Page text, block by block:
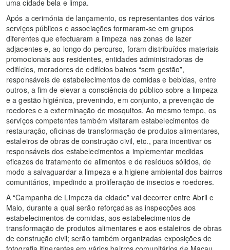
uma cidade bela e limpa.
Após a cerimónia de lançamento, os representantes dos vários
serviços públicos e associações formaram-se em grupos
diferentes que efectuaram a limpeza nas zonas de lazer
adjacentes e, ao longo do percurso, foram distribuídos materiais
promocionais aos residentes, entidades administradoras de
edifícios, moradores de edifícios baixos “sem gestão”,
responsáveis de estabelecimentos de comidas e bebidas, entre
outros, a fim de elevar a consciência do público sobre a limpeza
e a gestão higiénica, prevenindo, em conjunto, a prevenção de
roedores e a exterminação de mosquitos. Ao mesmo tempo, os
serviços competentes também visitaram estabelecimentos de
restauração, oficinas de transformação de produtos alimentares,
estaleiros de obras de construção civil, etc., para incentivar os
responsáveis dos estabelecimentos a implementar medidas
eficazes de tratamento de alimentos e de resíduos sólidos, de
modo a salvaguardar a limpeza e a higiene ambiental dos bairros
comunitários, impedindo a proliferação de insectos e roedores.
A “Campanha de Limpeza da cidade” vai decorrer entre Abril e
Maio, durante a qual serão reforçadas as inspecções aos
estabelecimentos de comidas, aos estabelecimentos de
transformação de produtos alimentares e aos estaleiros de obras
de construção civil; serão também organizadas exposições de